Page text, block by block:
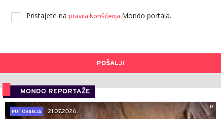
Pristajete na pravila korišćenja Mondo portala.
POŠALJI
MONDO REPORTAŽE
0
PUTOVANJA
21.07.2026.